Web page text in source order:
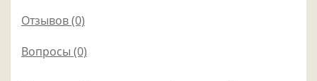
Отзывов (0)
Вопросы (0)